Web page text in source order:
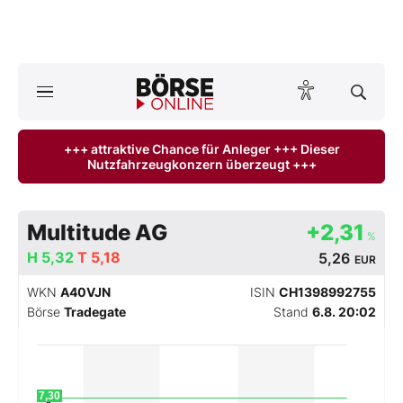
ktuelle Ausgabe BÖRSE ONLINE lesen
Finanz-Check
Abo & Shop
BO-Musterdepots
Experten
+++ attraktive Chance für Anleger +++ Dieser
Nutzfahrzeugkonzern überzeugt +++
Multitude AG +2,31 %
5,26 EUR
H 5,32 T 5,18
WKN A40VJN ISIN CH1398992755
Börse Tradegate Stand 6.8. 20:02
7,30